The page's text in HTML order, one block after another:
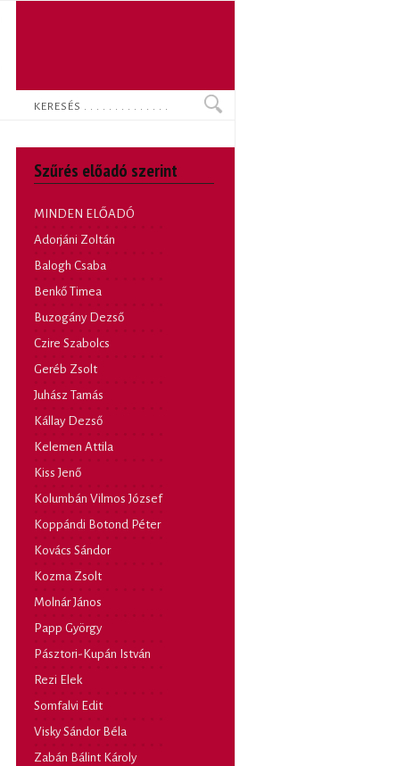
Keresés
Szűrés előadó szerint
MINDEN ELŐADÓ
Adorjáni Zoltán
Balogh Csaba
Benkő Timea
Buzogány Dezső
Czire Szabolcs
Geréb Zsolt
Juhász Tamás
Kállay Dezső
Kelemen Attila
Kiss Jenő
Kolumbán Vilmos József
Koppándi Botond Péter
Kovács Sándor
Kozma Zsolt
Molnár János
Papp György
Pásztori-Kupán István
Rezi Elek
Somfalvi Edit
Visky Sándor Béla
Zabán Bálint Károly